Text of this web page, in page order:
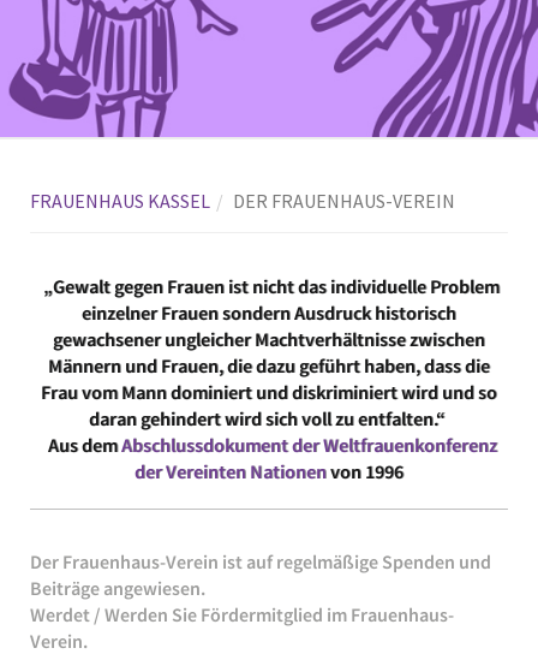
FRAUENHAUS KASSEL DER FRAUENHAUS-VEREIN
„Gewalt gegen Frauen ist nicht das individuelle Problem
einzelner Frauen sondern Ausdruck historisch
gewachsener ungleicher Machtverhältnisse zwischen
Männern und Frauen, die dazu geführt haben, dass die
Frau vom Mann dominiert und diskriminiert wird und so
daran gehindert wird sich voll zu entfalten.“
Aus demAbschlussdokument der Weltfrauenkonferenz
der Vereinten Nationenvon 1996
Der Frauenhaus-Verein ist auf regelmäßige Spenden und
Beiträge angewiesen.
Werdet / Werden Sie Fördermitglied im Frauenhaus-
Verein.